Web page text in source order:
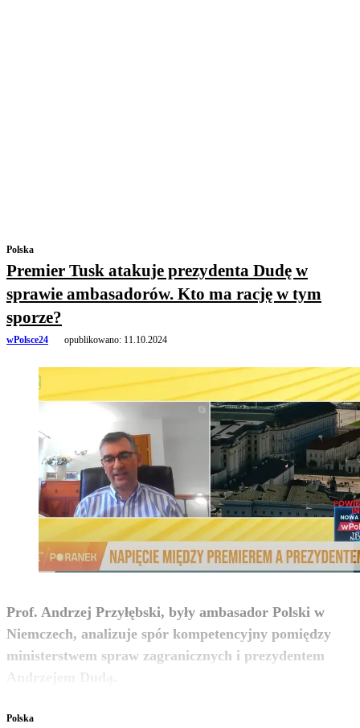
Polska
Premier Tusk atakuje prezydenta Dudę w
sprawie ambasadorów. Kto ma rację w tym
sporze?
wPolsce24 opublikowano: 11.10.2024
Prof. Andrzej Przyłębski, były ambasador Polski w
Niemczech, analizuje spór kompetencyjny pomiędzy
ministerstwem spraw zagranicznych i prezydentem
zobacz więcej
Polska